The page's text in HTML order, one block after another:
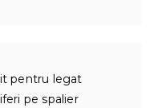
pentru legat
pe spalier